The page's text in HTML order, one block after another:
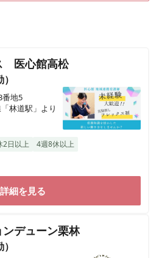
医心館高松
番地5
林道駅」より
2日以上
4週8休以上
詳細を見る
デューン栗林